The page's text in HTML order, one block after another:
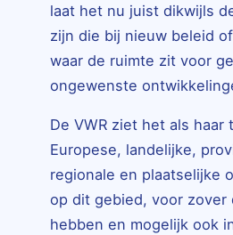
laat het nu juist dikwijls
zijn die bij nieuw beleid
waar de ruimte zit voor
ongewenste
De VWR ziet het als haar
Europese, landelijke,
regionale en plaatselijke
op dit gebied, voor zover
hebben en mogelijk ook